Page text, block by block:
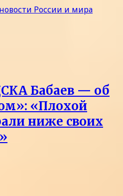
Бабаев — об
«Плохой
ниже своих